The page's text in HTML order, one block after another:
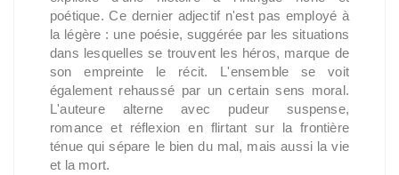
poétique. Ce dernier adjectif n'est pas employé à
la légère : une poésie, suggérée par les situations
dans lesquelles se trouvent les héros, marque de
son empreinte le récit. L'ensemble se voit
également rehaussé par un certain sens moral.
L'auteure alterne avec pudeur suspense,
romance et réflexion en flirtant sur la frontière
ténue qui sépare le bien du mal, mais aussi la vie
et la mort.